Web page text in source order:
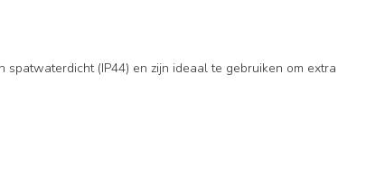
(IP44) en zijn ideaal te gebruiken om extra